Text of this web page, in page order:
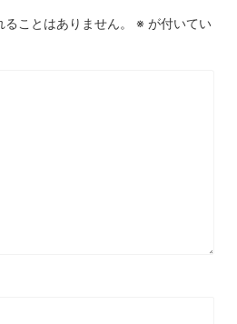
ことはありません。 ※ が付いてい